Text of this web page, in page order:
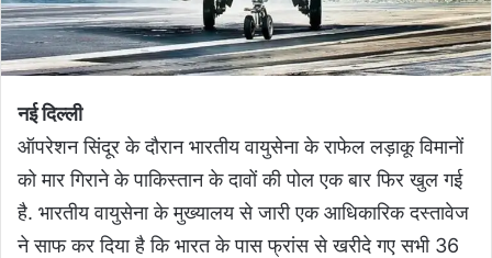
नई दिल्ली
ऑपरेशन सिंदूर के दौरान भारतीय वायुसेना के राफेल लड़ाकू विमानों
को मार गिराने के पाकिस्तान के दावों की पोल एक बार फिर खुल गई
है. भारतीय वायुसेना के मुख्यालय से जारी एक आधिकारिक दस्तावेज
ने साफ कर दिया है कि भारत के पास फ्रांस से खरीदे गए सभी 36